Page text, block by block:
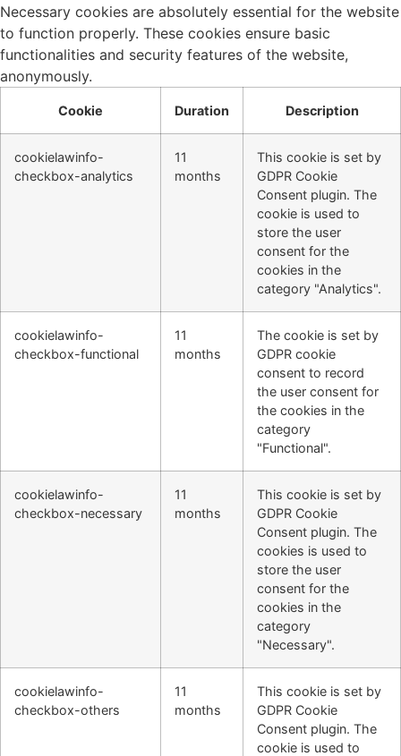
Necessary cookies are absolutely essential for the website
to function properly. These cookies ensure basic
functionalities and security features of the website,
anonymously.
Cookie Duration Description
cookielawinfo-
checkbox-analytics
11
months
This cookie is set by
GDPR Cookie
Consent plugin. The
cookie is used to
store the user
consent for the
cookies in the
category "Analytics".
cookielawinfo-
checkbox-functional
11
months
The cookie is set by
GDPR cookie
consent to record
the user consent for
the cookies in the
category
"Functional".
cookielawinfo-
checkbox-necessary
11
months
This cookie is set by
GDPR Cookie
Consent plugin. The
cookies is used to
store the user
consent for the
cookies in the
category
"Necessary".
cookielawinfo-
checkbox-others
11
months
This cookie is set by
GDPR Cookie
Consent plugin. The
cookie is used to